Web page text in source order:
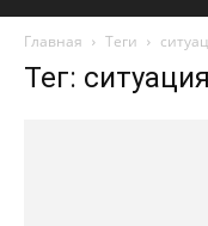
Главная Теги
Тег: